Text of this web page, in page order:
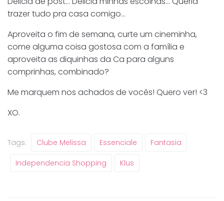
trazer tudo pra casa comigo…
Aproveita o fim de semana, curte um cineminha,
come alguma coisa gostosa com a família e
aproveita as diquinhas da Ca para alguns
comprinhas, combinado?
Me marquem nos achados de vocês! Quero ver! <3
XO.
Tags: Clube Melissa Essenciale Fantasia
Independencia Shopping Klus